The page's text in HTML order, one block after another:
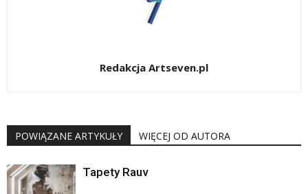
Redakcja Artseven.pl
POWIĄZANE ARTYKUŁY WIĘCEJ OD AUTORA
Tapety Rauv